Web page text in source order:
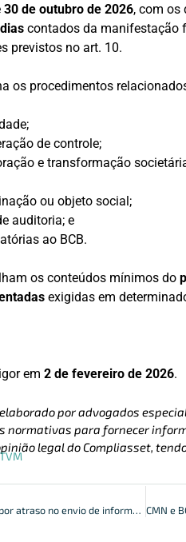
30 de outubro de 2026, com os
contados da manifestação
previstos no art. 10.
os procedimentos
de controle;
e transformação
ou objeto social;
auditoria; e
ao BCB.
os conteúdos mínimos do
exigidas em
em 2 de fevereiro de 2026.
por advogados
normativas para fornecer
legal do Compliasset,
CVM orienta sobre multas por atraso no envio de informações periódicas de fundos